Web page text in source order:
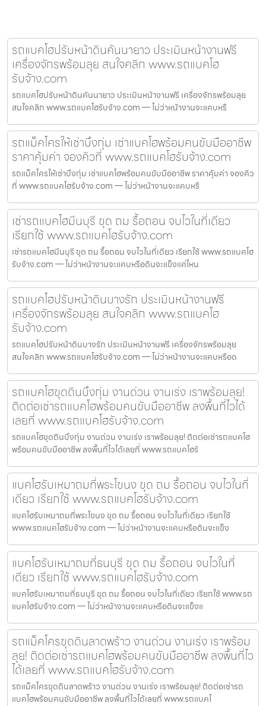
รถแบคโฮปรับหน้าดินคันนายาว ประเมินหน้างานฟรี
เครื่องจักรพร้อมลุย สนใจคลิก www.รถแบคโฮ
รับจ้าง.com
รถแบคโฮปรับหน้าดินคันนายาว ประเมินหน้างานฟรี เครื่องจักรพร้อมลุย
สนใจคลิก www.รถแบคโฮรับจ้าง.com — ไม่ว่าหน้างานจะแคบหรื
รถแม็คโครให้เช่าบึงกุ่ม เช่าแบคโฮพร้อมคนขับมืออาชีพ
ราคาคุ้มค่า จองคิวที่ www.รถแบคโฮรับจ้าง.com
รถแม็คโครให้เช่าบึงกุ่ม เช่าแบคโฮพร้อมคนขับมืออาชีพ ราคาคุ้มค่า จองคิว
ที่ www.รถแบคโฮรับจ้าง.com — ไม่ว่าหน้างานจะแคบหรื
เช่ารถแบคโฮมีนบุรี ขุด ถม รื้อถอน จบไวในที่เดียว
เรียกใช้ www.รถแบคโฮรับจ้าง.com
เช่ารถแบคโฮมีนบุรี ขุด ถม รื้อถอน จบไวในที่เดียว เรียกใช้ www.รถแบคโฮ
รับจ้าง.com — ไม่ว่าหน้างานจะแคบหรือดินจะแข็งแค่ไหน
รถแบคโฮปรับหน้าดินบางรัก ประเมินหน้างานฟรี
เครื่องจักรพร้อมลุย สนใจคลิก www.รถแบคโฮ
รับจ้าง.com
รถแบคโฮปรับหน้าดินบางรัก ประเมินหน้างานฟรี เครื่องจักรพร้อมลุย
สนใจคลิก www.รถแบคโฮรับจ้าง.com — ไม่ว่าหน้างานจะแคบหรือด
รถแบคโฮขุดดินบึงกุ่ม งานด่วน งานเร่ง เราพร้อมลุย!
ติดต่อเช่ารถแบคโฮพร้อมคนขับมืออาชีพ ลงพื้นที่ไวได้
เลยที่ www.รถแบคโฮรับจ้าง.com
รถแบคโฮขุดดินบึงกุ่ม งานด่วน งานเร่ง เราพร้อมลุย! ติดต่อเช่ารถแบคโฮ
พร้อมคนขับมืออาชีพ ลงพื้นที่ไวได้เลยที่ www.รถแบคโฮรั
แบคโฮรับเหมาถมที่พระโขนง ขุด ถม รื้อถอน จบไวในที่
เดียว เรียกใช้ www.รถแบคโฮรับจ้าง.com
แบคโฮรับเหมาถมที่พระโขนง ขุด ถม รื้อถอน จบไวในที่เดียว เรียกใช้
www.รถแบคโฮรับจ้าง.com — ไม่ว่าหน้างานจะแคบหรือดินจะแข็ง
แบคโฮรับเหมาถมที่ธนบุรี ขุด ถม รื้อถอน จบไวในที่
เดียว เรียกใช้ www.รถแบคโฮรับจ้าง.com
แบคโฮรับเหมาถมที่ธนบุรี ขุด ถม รื้อถอน จบไวในที่เดียว เรียกใช้ www.รถ
แบคโฮรับจ้าง.com — ไม่ว่าหน้างานจะแคบหรือดินจะแข็งแ
รถแม็คโครขุดดินลาดพร้าว งานด่วน งานเร่ง เราพร้อม
ลุย! ติดต่อเช่ารถแบคโฮพร้อมคนขับมืออาชีพ ลงพื้นที่ไว
ได้เลยที่ www.รถแบคโฮรับจ้าง.com
รถแม็คโครขุดดินลาดพร้าว งานด่วน งานเร่ง เราพร้อมลุย! ติดต่อเช่ารถ
แบคโฮพร้อมคนขับมืออาชีพ ลงพื้นที่ไวได้เลยที่ www.รถแบคโ